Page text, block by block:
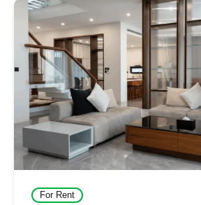
For Rent